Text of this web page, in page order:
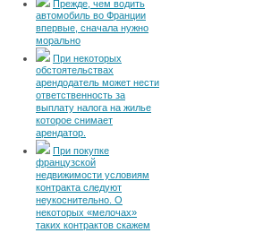
Прежде, чем водить
автомобиль во Франции
впервые, сначала нужно
морально
При некоторых
обстоятельствах
арендодатель может нести
ответственность за
выплату налога на жилье
которое снимает
арендатор.
При покупке
французской
недвижимости условиям
контракта следуют
неукоснительно. О
некоторых «мелочах»
таких контрактов скажем